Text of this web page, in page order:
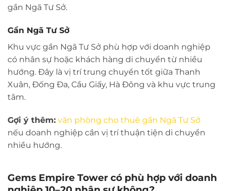
gần Ngã Tư Sở.
Gần Ngã Tư Sở
Khu vực gần Ngã Tư Sở phù hợp với doanh nghiệp
có nhân sự hoặc khách hàng di chuyển từ nhiều
hướng. Đây là vị trí trung chuyển tốt giữa Thanh
Xuân, Đống Đa, Cầu Giấy, Hà Đông và khu vực trung
tâm.
Gợi ý thêm: văn phòng cho thuê gần Ngã Tư Sở
nếu doanh nghiệp cần vị trí thuận tiện di chuyển
nhiều hướng.
Gems Empire Tower có phù hợp với doanh